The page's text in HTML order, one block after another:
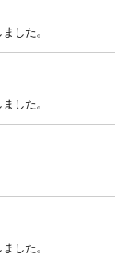
した。
した。
した。